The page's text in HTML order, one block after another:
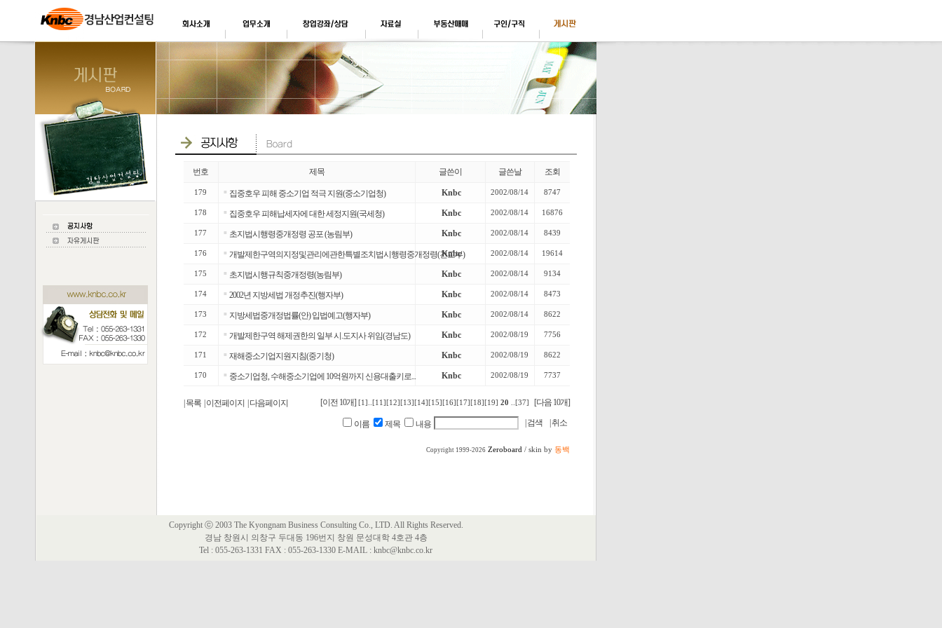
번호 제목 글쓴이 글쓴날 조회
179 ■ 집중호우 피해 중소기업 적극 지원(중소기업청) Knbc 2002/08/14 8747
178 ■ 집중호우 피해납세자에 대한 세정지원(국세청) Knbc 2002/08/14 16876
177 ■ 초지법시행령중개정령 공포 (농림부) Knbc 2002/08/14 8439
176 ■ 개발제한구역의지정및관리에관한특별조치법시행령중개정령(건교부)
Knbc 2002/08/14 19614
175 ■ 초지법시행규칙중개정령(농림부) Knbc 2002/08/14 9134
174 ■ 2002년 지방세법 개정추진(행자부) Knbc 2002/08/14 8473
173 ■ 지방세법중개정법률(안) 입법예고(행자부) Knbc 2002/08/14 8622
172 ■ 개발제한구역 해제권한의 일부 시.도지사 위임(경남도) Knbc 2002/08/19 7756
171 ■ 재해중소기업지원지침(중기청) Knbc 2002/08/19 8622
170 ■ 중소기업청, 수해중소기업에 10억원까지 신용대출키로... Knbc 2002/08/19 7737
| 목록 | 이전페이지 | 다음페이지 [이전 10개] [1] [11] [12] [13] [14] [15] [16] [17] [18] [19] 20 [37] [다음 10개]
이름 제목 내용
Copyright 1999-2026 Zeroboard / skin by 동백
Copyright ⓒ 2003 The Kyongnam Business Consulting Co., LTD. All Rights Reserved.
경남 창원시 의창구 두대동 196번지 창원 문성대학 4호관 4층
Tel : 055-263-1331 FAX : 055-263-1330 E-MAIL : knbc@knbc.co.kr